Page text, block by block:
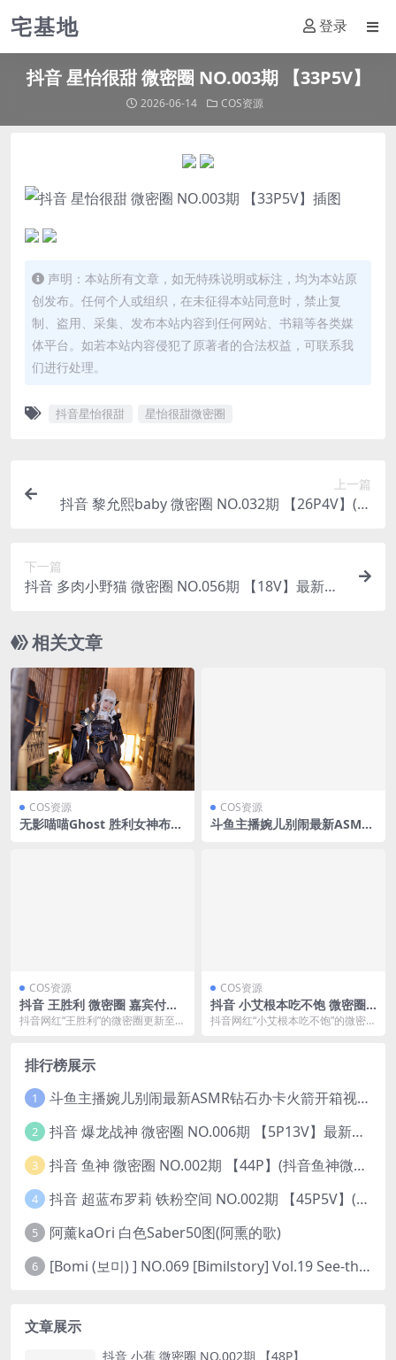
宅基地 登录
抖音 星怡很甜 微密圈 NO.003期 【33P5V】
2026-06-14 COS资源
声明：本站所有文章，如无特殊说明或标注，均为本站原
创发布。任何个人或组织，在未征得本站同意时，禁止复
制、盗用、采集、发布本站内容到任何网站、书籍等各类媒
体平台。如若本站内容侵犯了原著者的合法权益，可联系我
们进行处理。
抖音星怡很甜 星怡很甜微密圈
上一篇
抖音 黎允熙baby 微密圈 NO.032期 【26P4V】(女
下一篇
抖音 多肉小野猫 微密圈 NO.056期 【18V】最新
相关文章
COS资源
无影喵喵Ghost 胜利女神布兰
COS资源
斗鱼主播婉儿别闹最新ASMR
COS资源
抖音 王胜利 微密圈 嘉宾付费
帖 NO.016期 【12P1V】最新
抖音网红“王胜利”的微密圈更新至第
COS资源
抖音 小艾根本吃不饱 微密圈
NO.014期 【121P】(小艾原
抖音网红“小艾根本吃不饱”的微密圈
排行榜展示
1 斗鱼主播婉儿别闹最新ASMR钻石办卡火箭开箱视频+音频合集-47个资源打包下载 [39V-10.1GB]
2 抖音 爆龙战神 微密圈 NO.006期 【5P13V】最新至：2023.6.7(暴龙神和战龙皇)
3 抖音 鱼神 微密圈 NO.002期 【44P】(抖音鱼神微密猫)
4 抖音 超蓝布罗莉 铁粉空间 NO.002期 【45P5V】(抖音超蓝布罗利是真的吗)
5 阿薰kaOri 白色Saber50图(阿熏的歌)
6 [Bomi (보미) ] NO.069 [Bimilstory] Vol.19 See-through lingerie
文章展示
抖音 小蕉 微密圈 NO.002期 【48P】